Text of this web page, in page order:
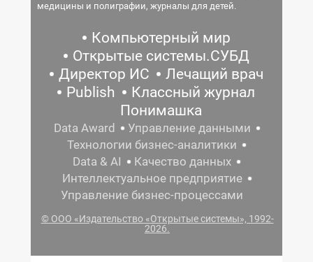
медицины и полиграфии, журналы для детей.
Компьютерный мир
Открытые системы.СУБД
Директор ИС
Лечащий врач
Publish
Классный журнал
Понимашка
Data Award
Управление данными
Технологии бизнес-аналитики
Data & AI
Качество данных
Интеллектуальное предприятие
Управление бизнес-процессами
© ООО «Издательство «Открытые системы», 1992-
2026.